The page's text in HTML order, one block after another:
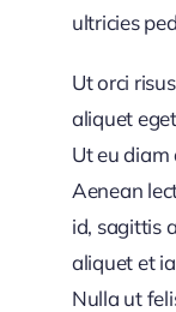
ultricies
Ut orci
aliquet
Ut eu diam
Aenean
id, sagittis
aliquet et
Nulla ut